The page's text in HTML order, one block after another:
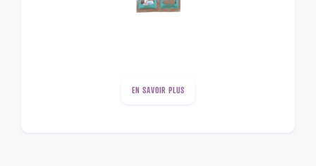
EN SAVOIR PLUS